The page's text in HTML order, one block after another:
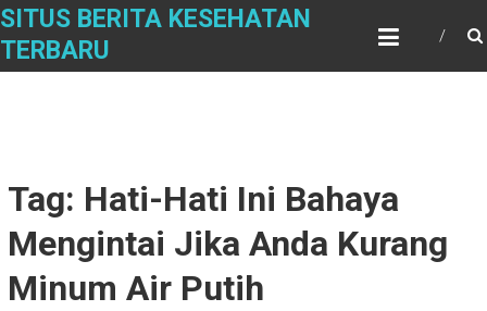
Skip
content
SITUS BERITA KESEHATAN
TERBARU
Tag: Hati-Hati Ini Bahaya
Mengintai Jika Anda Kurang
Minum Air Putih